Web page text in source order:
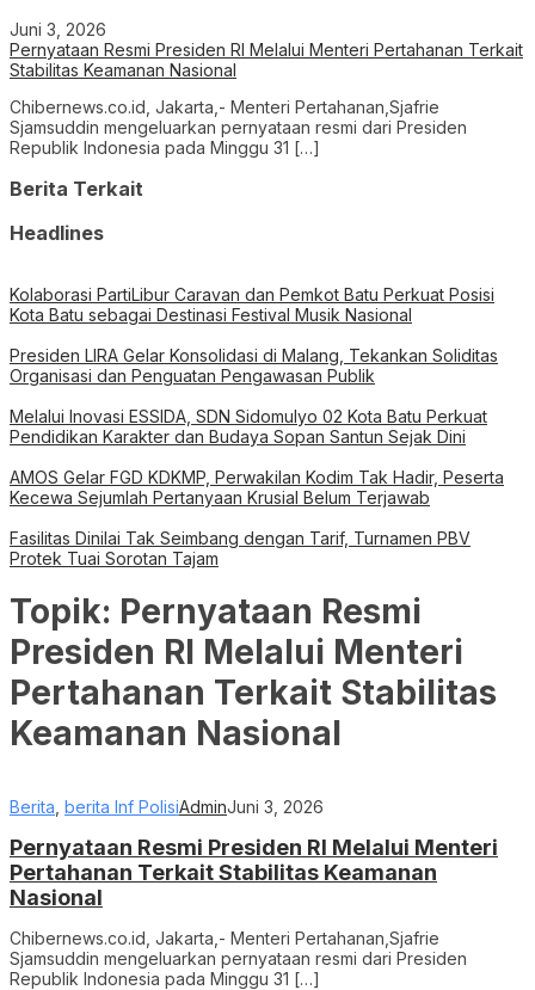
Juni 3, 2026
Pernyataan Resmi Presiden RI Melalui Menteri Pertahanan Terkait
Stabilitas Keamanan Nasional
Chibernews.co.id, Jakarta,- Menteri Pertahanan,Sjafrie
Sjamsuddin mengeluarkan pernyataan resmi dari Presiden
Republik Indonesia pada Minggu 31 […]
Berita Terkait
Headlines
Kolaborasi PartiLibur Caravan dan Pemkot Batu Perkuat Posisi
Kota Batu sebagai Destinasi Festival Musik Nasional
Presiden LIRA Gelar Konsolidasi di Malang, Tekankan Soliditas
Organisasi dan Penguatan Pengawasan Publik
Melalui Inovasi ESSIDA, SDN Sidomulyo 02 Kota Batu Perkuat
Pendidikan Karakter dan Budaya Sopan Santun Sejak Dini
AMOS Gelar FGD KDKMP, Perwakilan Kodim Tak Hadir, Peserta
Kecewa Sejumlah Pertanyaan Krusial Belum Terjawab
Fasilitas Dinilai Tak Seimbang dengan Tarif, Turnamen PBV
Protek Tuai Sorotan Tajam
Topik: Pernyataan Resmi
Presiden RI Melalui Menteri
Pertahanan Terkait Stabilitas
Keamanan Nasional
Berita berita Inf PolisiAdminJuni 3, 2026
Pernyataan Resmi Presiden RI Melalui Menteri
Pertahanan Terkait Stabilitas Keamanan
Nasional
Chibernews.co.id, Jakarta,- Menteri Pertahanan,Sjafrie
Sjamsuddin mengeluarkan pernyataan resmi dari Presiden
Republik Indonesia pada Minggu 31 […]